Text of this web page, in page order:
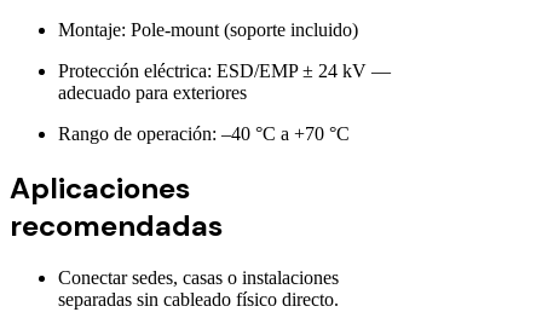
Montaje: Pole-mount (soporte incluido)
Protección eléctrica: ESD/EMP ± 24 kV —
adecuado para exteriores
Rango de operación: –40 °C a +70 °C
Aplicaciones
recomendadas
Conectar sedes, casas o instalaciones
separadas sin cableado físico directo.